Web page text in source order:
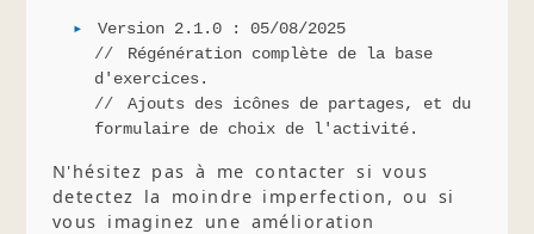
Version 2.1.0 : 05/08/2025
Régénération complète de la base
d'exercices.
Ajouts des icônes de partages, et du
formulaire de choix de l'activité.
N'hésitez pas à me contacter si vous
detectez la moindre imperfection, ou si
vous imaginez une amélioration